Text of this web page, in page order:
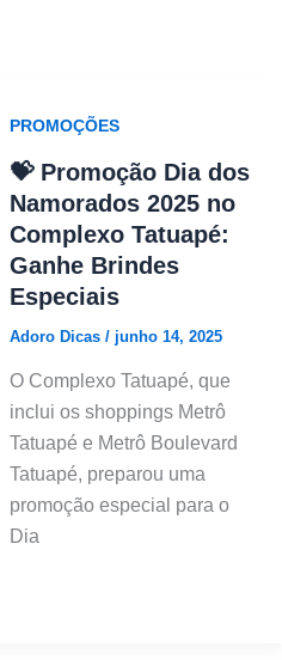
PROMOÇÕES
💝 Promoção Dia dos
Namorados 2025 no
Complexo Tatuapé:
Ganhe Brindes
Especiais
Adoro Dicas / junho 14, 2025
O Complexo Tatuapé, que
inclui os shoppings Metrô
Tatuapé e Metrô Boulevard
Tatuapé, preparou uma
promoção especial para o
Dia